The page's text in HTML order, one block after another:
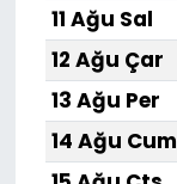
11 Ağu Sal
12 Ağu Çar
13 Ağu Per
14 Ağu Cum